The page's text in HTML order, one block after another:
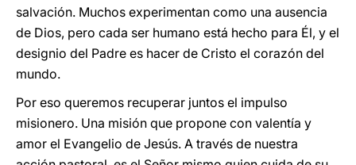
salvación. Muchos experimentan como una ausencia
de Dios, pero cada ser humano está hecho para Él, y el
designio del Padre es hacer de Cristo el corazón del
mundo.
Por eso queremos recuperar juntos el impulso
misionero. Una misión que propone con valentía y
amor el Evangelio de Jesús. A través de nuestra